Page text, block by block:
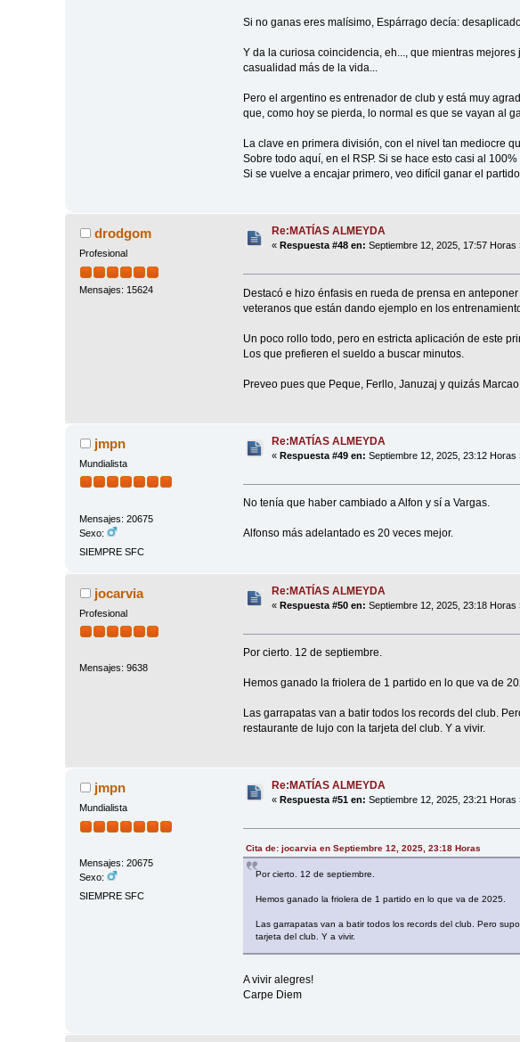
Si no ganas eres malísimo, Espárrago decía:
Y da la curiosa coincidencia, eh..., que mientras
casualidad más de la vida...
Pero el argentino es entrenador de club y está muy
que, como hoy se pierda, lo normal es que se vayan al
La clave en primera división, con el nivel tan mediocre
Sobre todo aquí, en el RSP. Si se hace esto casi al
Si se vuelve a encajar primero, veo difícil ganar el
drodgom
Profesional
Mensajes: 15624
Re:MATÍAS ALMEYDA
« Respuesta #48 en: Septiembre 12, 2025, 17:57 Horas
Destacó e hizo énfasis en rueda de prensa en
veteranos que están dando ejemplo en los
Un poco rollo todo, pero en estricta aplicación de este
Los que prefieren el sueldo a buscar minutos.
Preveo pues que Peque, Ferllo, Januzaj y quizás
jmpn
Mundialista
Mensajes: 20675
Sexo:
SIEMPRE SFC
Re:MATÍAS ALMEYDA
«Respuesta #49 en: Septiembre 12, 2025, 23:12 Horas
No tenía que haber cambiado a Alfon y sí a Vargas.
Alfonso más adelantado es 20 veces mejor.
jocarvia
Profesional
Mensajes: 9638
Re:MATÍAS ALMEYDA
«Respuesta #50 en: Septiembre 12, 2025, 23:18 Horas
Por cierto. 12 de septiembre.
Hemos ganado la friolera de 1 partido en lo que va de
Las garrapatas van a batir todos los records del club.
restaurante de lujo con la tarjeta del club. Y a vivir.
jmpn
Mundialista
Mensajes: 20675
Sexo:
SIEMPRE SFC
Re:MATÍAS ALMEYDA
« Respuesta #51 en: Septiembre 12, 2025, 23:21 Horas
Cita de: jocarvia en Septiembre 12, 2025, 23:18 Horas
Por cierto. 12 de septiembre.
Hemos ganado la friolera de 1 partido en lo que va de 2025.
Las garrapatas van a batir todos los records del club. Pero
tarjeta del club. Y a vivir.
A vivir alegres!
Carpe Diem